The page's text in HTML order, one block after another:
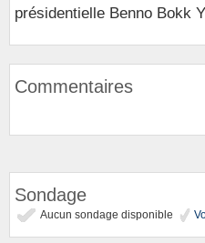
présidentielle Benno Bokk
Commentaires
Sondage
Aucun sondage disponible